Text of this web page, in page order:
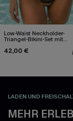
Low-Waist Neckholder-
Triangel-Bikini-Set mit
42,00 €
LADEN UND
MEHR